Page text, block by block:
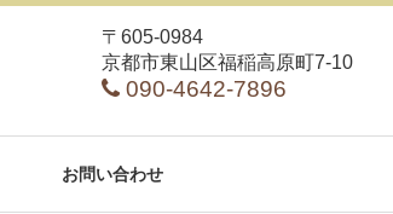
〒605-0984
京都市東山区福稲高原町7-10
090-4642-7896
お問い合わせ